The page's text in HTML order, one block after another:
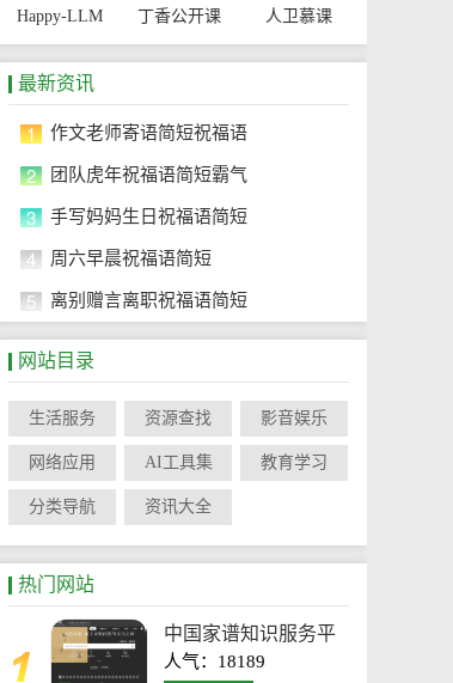
Happy-LLM 丁香公开课 人卫慕课
最新资讯
1 作文老师寄语简短祝福语
2 团队虎年祝福语简短霸气
3 手写妈妈生日祝福语简短
4 周六早晨祝福语简短
5 离别赠言离职祝福语简短
网站目录
生活服务 资源查找 影音娱乐
网络应用 AI工具集 教育学习
分类导航 资讯大全
热门网站
中国家谱知识服务平
台
人气：18189